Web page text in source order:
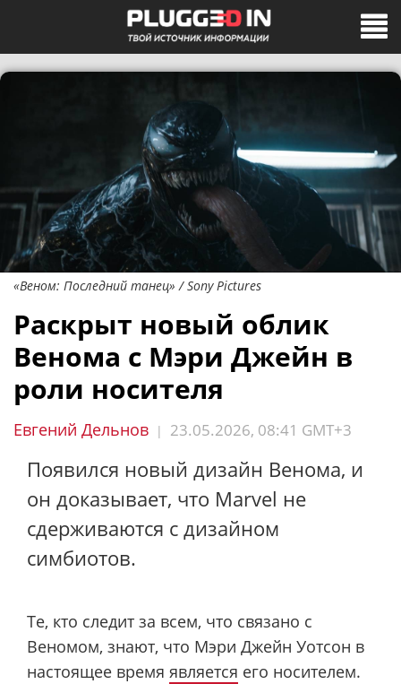
«Веном: Последний танец» / Sony Pictures
Раскрыт новый облик
Венома с Мэри Джейн в
роли носителя
Евгений Дельнов | 23.05.2026, 08:41 GMT+3
Появился новый дизайн Венома, и
он доказывает, что Marvel не
сдерживаются с дизайном
симбиотов.
Те, кто следит за всем, что связано с
Веномом, знают, что Мэри Джейн Уотсон в
настоящее время является его носителем.